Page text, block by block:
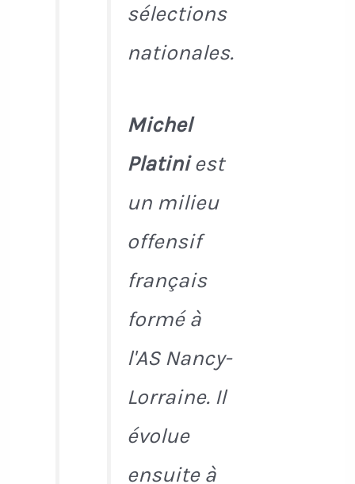
sélections
nationales.
Michel
Platiniest
un milieu
offensif
français
formé à
l'AS Nancy-
Lorraine. Il
évolue
ensuite à